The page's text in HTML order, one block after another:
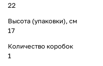
22
Высота (упаковки), см
17
Количество коробок
1